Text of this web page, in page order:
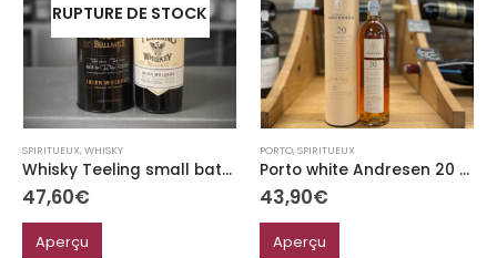
RUPTURE DE STOCK
SPIRITUEUX,WHISKY
Whisky Teeling small batch blended rhum casks 46% vol
47,60€
Aperçu
PORTO,SPIRITUEUX
Porto white Andresen 20 ans
43,90€
Aperçu